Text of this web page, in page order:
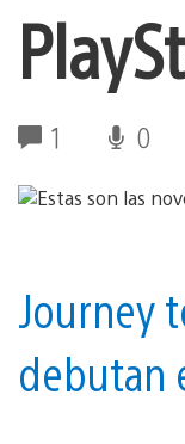
1 0
Journey
debutan